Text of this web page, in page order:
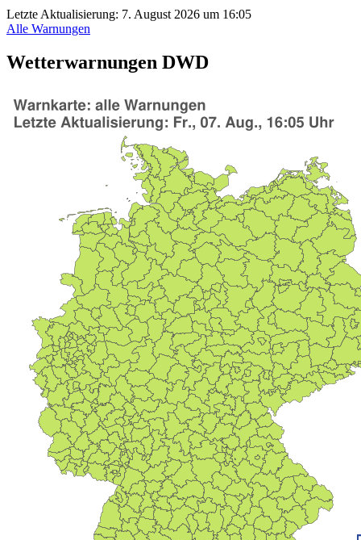
Letzte Aktualisierung: 7. August 2026 um 16:05
Alle Warnungen
Wetterwarnungen DWD